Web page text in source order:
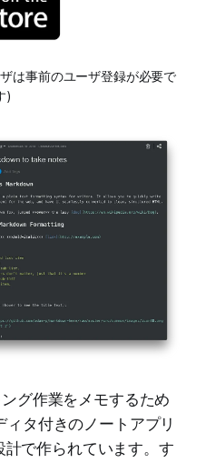
は事前のユーザ登録が必要で
)
グ作業をメモするため
タ付きのノートアプリ
で作られています。す